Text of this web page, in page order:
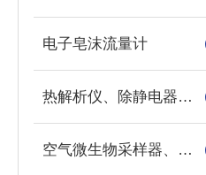
电子皂沫流量计
热解析仪、除静电器、恒温恒湿称量设备、分散度测定器
空气微生物采样器、室内可吸入颗粒物采样器、真空箱气袋采样器